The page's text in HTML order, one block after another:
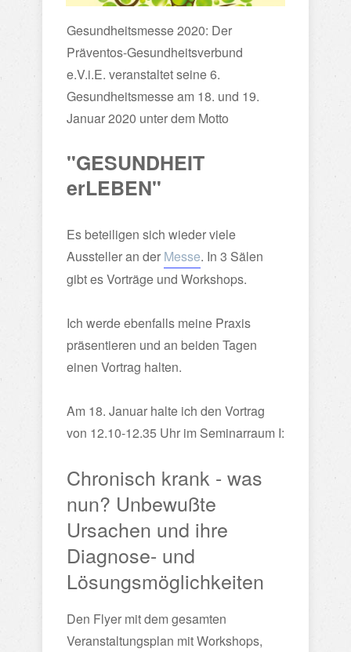
Gesundheitsmesse 2020: Der
Präventos-Gesundheitsverbund
e.V.i.E. veranstaltet seine 6.
Gesundheitsmesse am 18. und 19.
Januar 2020 unter dem Motto
"GESUNDHEIT
erLEBEN"
Es beteiligen sich wieder viele
Aussteller an der Messe. In 3 Sälen
gibt es Vorträge und Workshops.
Ich werde ebenfalls meine Praxis
präsentieren und an beiden Tagen
einen Vortrag halten.
Am 18. Januar halte ich den Vortrag
von 12.10-12.35 Uhr im Seminarraum I:
Chronisch krank - was
nun? Unbewußte
Ursachen und ihre
Diagnose- und
Lösungsmöglichkeiten
Den Flyer mit dem gesamten
Veranstaltungsplan mit Workshops,